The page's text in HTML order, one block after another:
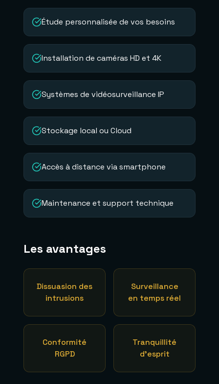
Étude personnalisée de vos besoins
Installation de caméras HD et 4K
Systèmes de vidéosurveillance IP
Stockage local ou Cloud
Accès à distance via smartphone
Maintenance et support technique
Les avantages
Dissuasion des
intrusions
Surveillance
en temps réel
Conformité
RGPD
Tranquillité
d'esprit